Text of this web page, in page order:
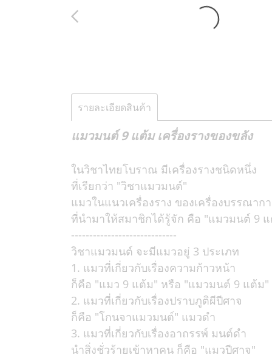
รายละเอียดสินค้า
แมวมนต์ 9 แต้ม เครื่องรางของขลัง
ในวิชาไทยโบราณ มีเครื่องรางชนิดหนึ่ง
ที่เรียกว่า "วิชาแมวมนต์"
แมวในแนวเครื่องราง ของเครื่องบรรณาก
ที่นำมาให้สมาชิกได้รู้จัก คือ "แมวมนต์ 9
-----------------------------
วิชาแมวมนต์ จะมีแมวอยู่ 3 ประเภท
1. แมวที่เกี่ยวกับเรื่องความก้าวหน้า
ก็คือ "แมว 9 แต้ม" หรือ "แมวมนต์ 9 แต้ม"
2. แมวที่เกี่ยวกับเรื่องปราบภูติผีปีศาจ
ก็คือ "โกนจาแมวมนต์" แมวดำ
3. แมวที่เกี่ยวกับเรื่องอาถรรพ์ มนต์ดำ
นำสิ่งชั่วร้ายเข้าหาคน ก็คือ "แมวปีศาจ"